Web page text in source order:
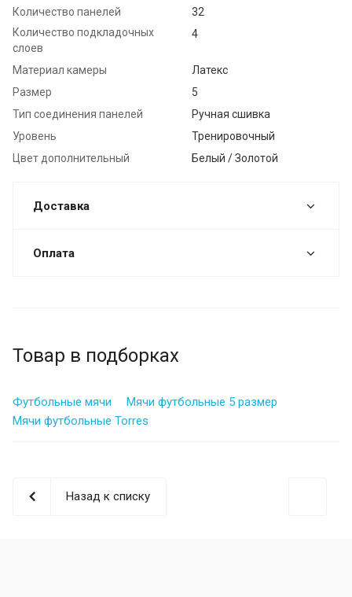
Количество панелей
32
Количество подкладочных
слоев
4
Материал камеры
Латекс
Размер
5
Тип соединения панелей
Ручная сшивка
Уровень
Тренировочный
Цвет дополнительный
Белый / Золотой
Доставка
Оплата
Товар в подборках
Футбольные мячи
Мячи футбольные 5 размер
Мячи футбольные Torres
Назад к списку